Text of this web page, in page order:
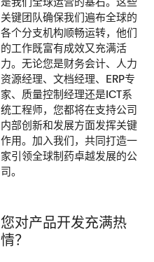
关键团队确保我们遍布全球的
各个分支机构顺畅运转，他们
的工作既富有成效又充满活
力。无论您是财务会计、人力
资源经理、文档经理、ERP专
家、质量控制经理还是ICT系
统工程师，您都将在支持公司
内部创新和发展方面发挥关键
作用。加入我们，共同打造一
家引领全球制药卓越发展的公
司。
您对产品开发充满热
情？